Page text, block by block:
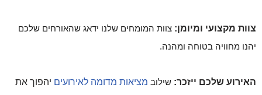
צוות מקצועי ומיומן: צוות המומחים שלנו ידאג שהאורחים שלכם
יהנו מחוויה בטוחה ומהנה.
האירוע שלכם ייזכר: שילוב מציאות מדומה לאירועים יהפוך את